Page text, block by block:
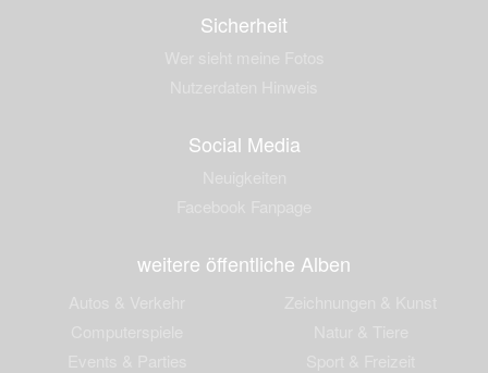
Sicherheit
Social Media
weitere öffentliche Alben